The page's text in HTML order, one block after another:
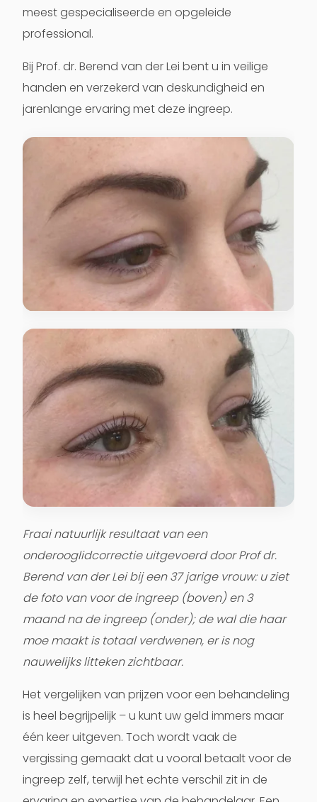
meest gespecialiseerde en opgeleide
professional.
Bij Prof. dr. Berend van der Lei bent u in veilige
handen en verzekerd van deskundigheid en
jarenlange ervaring met deze ingreep.
Fraai natuurlijk resultaat van een
onderooglidcorrectie uitgevoerd door Prof dr.
Berend van der Lei bij een 37 jarige vrouw: u ziet
de foto van voor de ingreep (boven) en 3
maand na de ingreep (onder); de wal die haar
moe maakt is totaal verdwenen, er is nog
nauwelijks litteken zichtbaar.
Het vergelijken van prijzen voor een behandeling
is heel begrijpelijk – u kunt uw geld immers maar
één keer uitgeven. Toch wordt vaak de
vergissing gemaakt dat u vooral betaalt voor de
ingreep zelf, terwijl het echte verschil zit in de